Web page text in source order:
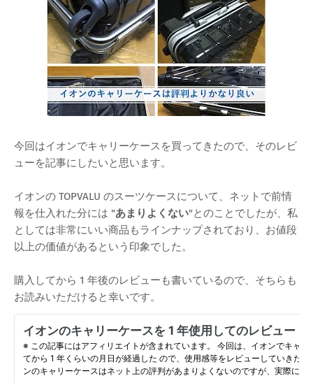
今回はイオンでキャリーケースを買ってきたので、そのレビ
ューを記事にしたいと思います。
イオンの TOPVALU のスーツケースについて、ネットで前情
報を仕入れた分には "あまりよくない"とのことでしたが、私
としては非常にいい商品もラインナップされており、お値段
以上の価値があるという印象でした。
購入してから 1 年後のレビューも書いているので、そちらも
お読みいただけると幸いです。